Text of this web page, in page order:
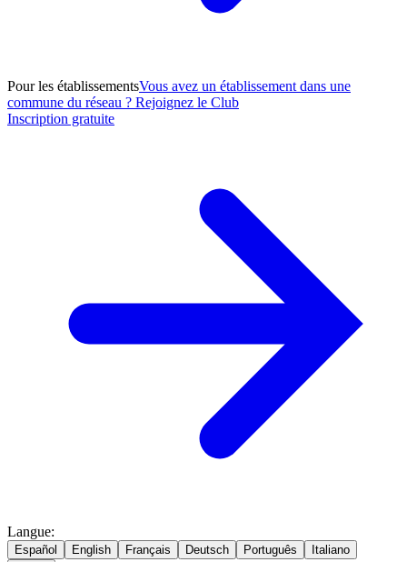
Pour les établissementsVous avez un établissement dans une
commune du réseau ? Rejoignez le Club
Inscription gratuite
Langue:
Español English Français Deutsch Português Italiano